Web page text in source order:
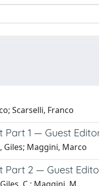
Scarselli, Franco
1 — Guest
Giles; Maggini, Marco
2 — Guest